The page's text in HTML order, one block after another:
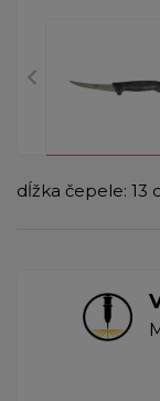
dĺžka čepele: 13